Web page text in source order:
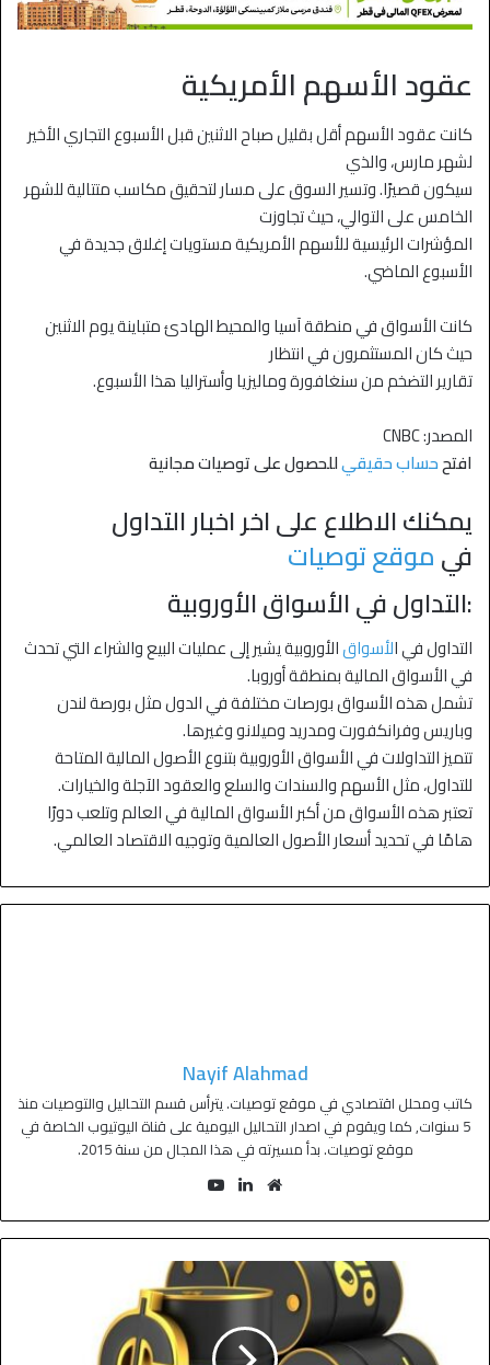
عقود الأسهم الأمريكية
كانت عقود الأسهم أقل بقليل صباح الاثنين قبل الأسبوع التجاري الأخير
لشهر مارس، والذي
سيكون قصيرًا. وتسير السوق على مسار لتحقيق مكاسب متتالية للشهر
الخامس على التوالي، حيث تجاوزت
المؤشرات الرئيسية للأسهم الأمريكية مستويات إغلاق جديدة في
الأسبوع الماضي.
كانت الأسواق في منطقة آسيا والمحيط الهادئ متباينة يوم الاثنين
حيث كان المستثمرون في انتظار
تقارير التضخم من سنغافورة وماليزيا وأستراليا هذا الأسبوع.
المصدر: CNBC
افتححساب حقيقيللحصول على توصيات مجانية
يمكنك الاطلاع على اخر اخبار التداول
فيموقع توصيات
:التداول في الأسواق الأوروبية
التداول في الأسواقالأوروبية يشير إلى عمليات البيع والشراء التي تحدث
في الأسواق المالية بمنطقة أوروبا.
تشمل هذه الأسواق بورصات مختلفة في الدول مثل بورصة لندن
وباريس وفرانكفورت ومدريد وميلانو وغيرها.
تتميز التداولات في الأسواق الأوروبية بتنوع الأصول المالية المتاحة
للتداول، مثل الأسهم والسندات والسلع والعقود الآجلة والخيارات.
تعتبر هذه الأسواق من أكبر الأسواق المالية في العالم وتلعب دورًا
هامًا في تحديد أسعار الأصول العالمية وتوجيه الاقتصاد العالمي.
Nayif Alahmad
كاتب ومحلل اقتصادي في موقع توصيات. يترأس قسم التحاليل والتوصيات منذ
5 سنوات, كما ويقوم في اصدار التحاليل اليومية على قناة اليوتيوب الخاصة في
موقع توصيات. بدأ مسيرته في هذا المجال من سنة 2015.